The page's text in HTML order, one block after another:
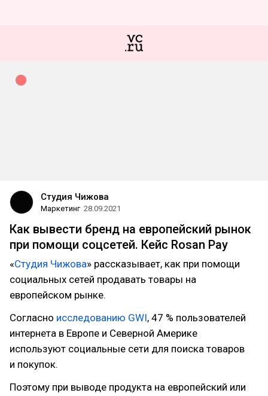
Студия Чижова
Маркетинг 28.09.2021
Как вывести бренд на европейский рынок
при помощи соцсетей. Кейс Rosan Pay
«Студия Чижова» рассказывает, как при помощи
социальных сетей продавать товары на
европейском рынке.
Согласно исследованию GWI, 47 % пользователей
интернета в Европе и Северной Америке
используют социальные сети для поиска товаров
и покупок.
Поэтому при выводе продукта на европейский или